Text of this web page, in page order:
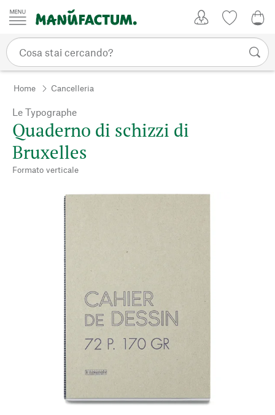
Vai al contenuto
Home Cancelleria
Le Typographe
Quaderno di schizzi di
Bruxelles
Formato verticale